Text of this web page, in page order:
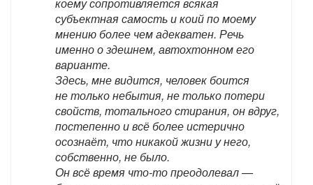
коему сопротивляется всякая
субъектная самость и коий по моему
мнению более чем адекватен. Речь
именно о здешнем, автохтонном его
варианте.
Здесь, мне видится, человек боится
не только небытия, не только потери
свойств, тотального стирания, он вдруг,
постепенно и всё более истерично
осознаёт, что никакой жизни у него,
собственно, не было.
Он всё время что-то преодолевал —